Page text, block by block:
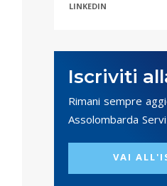
LINKEDIN
Iscriviti
Rimani sempre
Assolombarda
VAI